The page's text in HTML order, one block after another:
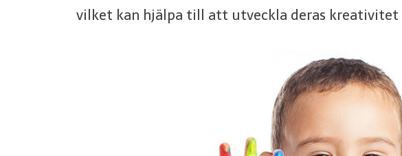
vilket kan hjälpa till att utveckla deras kreativitet